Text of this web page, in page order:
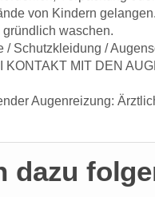
von Kindern gelangen.
waschen.
/ Schutzkleidung /
KONTAKT MIT DEN
Augenreizung:
dazu